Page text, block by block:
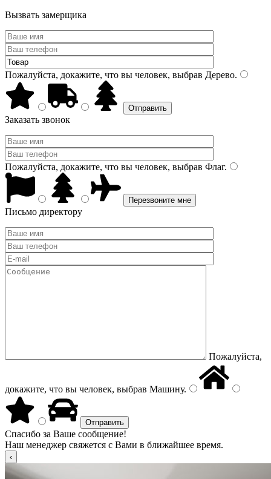
Вызвать замерщика
Пожалуйста, докажите, что вы человек, выбрав Дерево.
Заказать звонок
Пожалуйста, докажите, что вы человек, выбрав Флаг.
Письмо директору
Пожалуйста,
докажите, что вы человек, выбрав Машину.
Спасибо за Ваше сообщение!
Наш менеджер свяжется с Вами в ближайшее время.